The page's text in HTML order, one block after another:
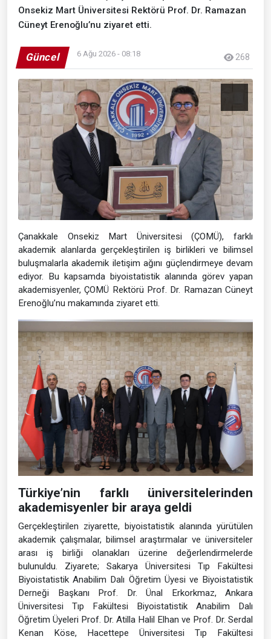
Onsekiz Mart Üniversitesi Rektörü Prof. Dr. Ramazan
Cüneyt Erenoğlu’nu ziyaret etti.
Güncel 6 Ağu 2026 - 08:18 268
Çanakkale Onsekiz Mart Üniversitesi (ÇOMÜ), farklı
akademik alanlarda gerçekleştirilen iş birlikleri ve bilimsel
buluşmalarla akademik iletişim ağını güçlendirmeye devam
ediyor. Bu kapsamda biyoistatistik alanında görev yapan
akademisyenler, ÇOMÜ Rektörü Prof. Dr. Ramazan Cüneyt
Erenoğlu’nu makamında ziyaret etti.
Türkiye’nin farklı üniversitelerinden
akademisyenler bir araya geldi
Gerçekleştirilen ziyarette, biyoistatistik alanında yürütülen
akademik çalışmalar, bilimsel araştırmalar ve üniversiteler
arası iş birliği olanakları üzerine değerlendirmelerde
bulunuldu. Ziyarete; Sakarya Üniversitesi Tıp Fakültesi
Biyoistatistik Anabilim Dalı Öğretim Üyesi ve Biyoistatistik
Derneği Başkanı Prof. Dr. Ünal Erkorkmaz, Ankara
Üniversitesi Tıp Fakültesi Biyoistatistik Anabilim Dalı
Öğretim Üyeleri Prof. Dr. Atilla Halil Elhan ve Prof. Dr. Serdal
Kenan Köse, Hacettepe Üniversitesi Tıp Fakültesi